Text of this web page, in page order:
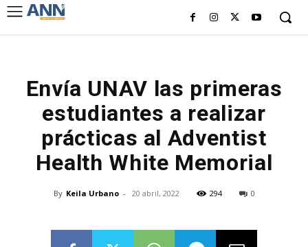
Envía UNAV las primeras
estudiantes a realizar
prácticas al Adventist
Health White Memorial
By Keila Urbano - 20 abril, 2022 294 0